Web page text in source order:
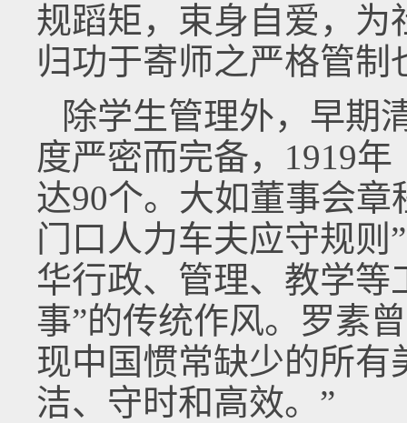
规蹈矩，束身自爱，为
归功于寄师之严格管制
除学生管理外，早期
度严密而完备，1919
达90个。大如董事会章
门口人力车夫应守规则
华行政、管理、教学等
事”的传统作风。罗素
现中国惯常缺少的所有
洁、守时和高效。”